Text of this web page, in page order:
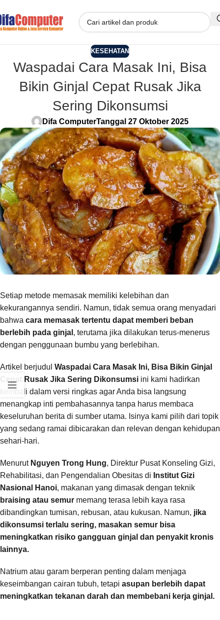
KESEHATAN
Waspadai Cara Masak Ini, Bisa
Bikin Ginjal Cepat Rusak Jika
Sering Dikonsumsi
Difa ComputerTanggal 27 Oktober 2025
Setiap metode memasak memiliki kelebihan dan
kekurangannya sendiri. Namun, tidak semua orang menyadari
bahwa cara memasak tertentu dapat memberi beban
berlebih pada ginjal , terutama jika dilakukan terus-menerus
dengan penggunaan bumbu yang berlebihan.
Artikel berjudul Waspadai Cara Masak Ini, Bisa Bikin Ginjal
Cepat Rusak Jika Sering Dikonsumsi ini kami hadirkan
kembali dalam versi ringkas agar Anda bisa langsung
menangkap inti pembahasannya tanpa harus membaca
keseluruhan berita di sumber utama. Isinya kami pilih dari topik
yang sedang ramai dibicarakan dan relevan dengan kehidupan
sehari-hari.
Menurut Nguyen Trong Hung, Direktur Pusat Konseling Gizi,
Rehabilitasi, dan Pengendalian Obesitas di Institut Gizi
Nasional Hanoi, makanan yang dimasak dengan teknik
braising atau semur memang terasa lebih kaya rasa
dibandingkan tumisan, rebusan, atau kukusan. Namun, jika
dikonsumsi terlalu sering, masakan semur bisa
meningkatkan risiko gangguan ginjal dan penyakit kronis
lainnya.
Natrium atau garam berperan penting dalam menjaga
keseimbangan cairan tubuh, tetapi asupan berlebih dapat
meningkatkan tekanan darah dan membebani kerja ginjal.